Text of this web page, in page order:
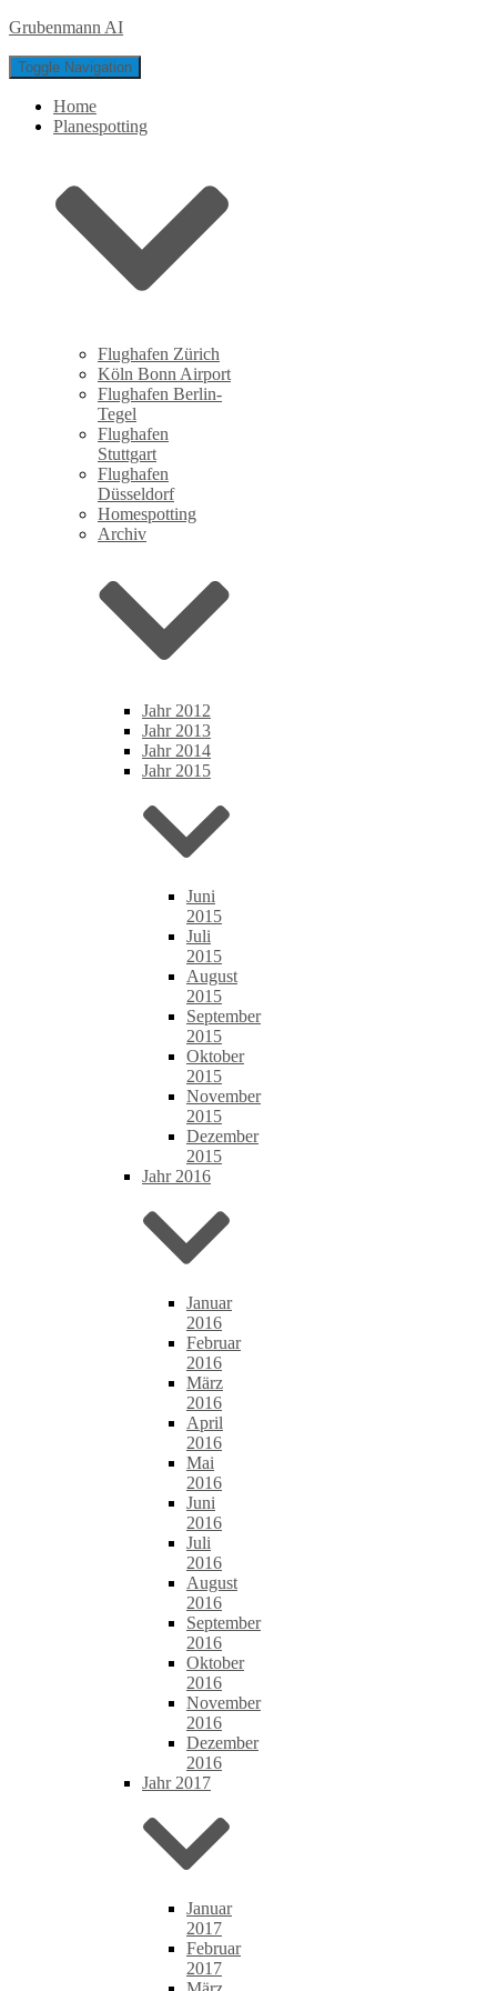
Grubenmann AI
Toggle Navigation
Home
Planespotting
Flughafen Zürich
Köln Bonn Airport
Flughafen Berlin-
Tegel
Flughafen
Stuttgart
Flughafen
Düsseldorf
Homespotting
Archiv
Jahr 2012
Jahr 2013
Jahr 2014
Jahr 2015
Juni
2015
Juli
2015
August
2015
September
2015
Oktober
2015
November
2015
Dezember
2015
Jahr 2016
Januar
2016
Februar
2016
März
2016
April
2016
Mai
2016
Juni
2016
Juli
2016
August
2016
September
2016
Oktober
2016
November
2016
Dezember
2016
Jahr 2017
Januar
2017
Februar
2017